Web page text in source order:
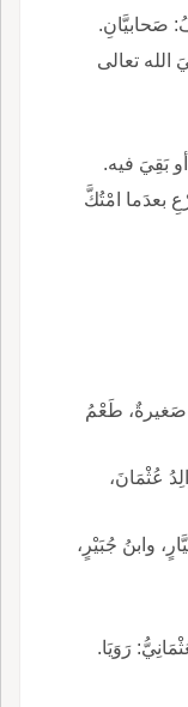
صَحابيَّانِ.
تعالى
بَقِيَ فيه.
بعدَما امْتُكَّ
صَغيرةٌ، طَعْمُ
عُثْمَانَ،
وابنُ جُبَيْرٍ،
رَوَيَا.